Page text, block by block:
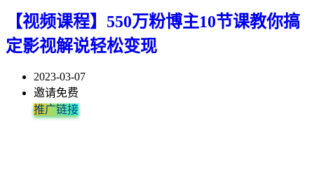
【视频课程】550万粉博主10节课教你搞
定影视解说轻松变现
2023-03-07
邀请免费
推广链接